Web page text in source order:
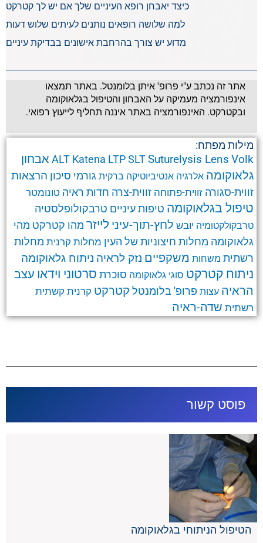
כיצד יאבחן רופא העיניים שלך אם יש לך קטרקט
למה שלושה רופאים נותנים לעיתים שלוש דעות
מדוע יש צורך בהרחבת אישונים בבדיקת עיניים
אתר זה נכתב ע"י פרופ' איתן בלומנטל. באתר תמצאו
אינפורמציה מעמיקה על האבחון והטיפול בגלאוקומה
ובקטרקט. האינפורמציה באתר איננה תחליף לייעוץ רפואי.
מילות מפתח:
ALT Katena LTPSLTSuturelysis Lens Volk
אבחון
גלאוקומה אלרגיה אנטיביוטיקה ברקית גורמי סיכון הרצאות
זווית-סגורה זווית-פתוחה זווית-צרה חדות ראיה טונומטר
טיפול בגלאוקומה טיפות עיניים טרבקולופלסטיה
טרבקולקטומיה יובש לחץ-תוך-עיני לייזר מהו קטרקט מהי
גלאוקומה מחלות חיצוניות של העין מחלות קרנית מחלות
רשתית משחות משקפיים נזק לראיה ניתוח גלאוקומה
ניתוח קטרקט סוגי גלאוקומה סוכרת סרטוני וידאו עצב
הראיה עצות פרופ' בלומנטל קטרקט קרנית קשתית
רשתית שדה-ראיה
פוסט קשור
הטיפול הניתוחי בגלאוקומה